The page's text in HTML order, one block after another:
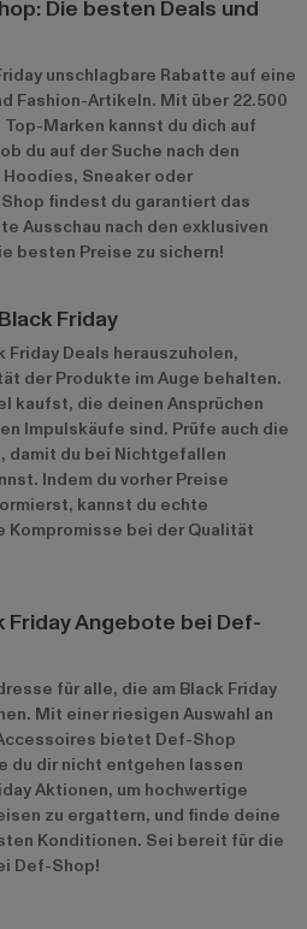
Die besten Deals und
unschlagbare Rabatte auf eine
Fashion-Artikeln. Mit über 22.500
Marken kannst du dich auf
du auf der Suche nach den
Sneaker oder
findest du garantiert das
Ausschau nach den exklusiven
besten Preise zu sichern!
Friday
Friday Deals herauszuholen,
der Produkte im Auge behalten.
kaufst, die deinen Ansprüchen
Impulskäufe sind. Prüfe auch die
damit du bei Nichtgefallen
Indem du vorher Preise
kannst du echte
Kompromisse bei der Qualität
Friday Angebote bei Def-
für alle, die am Black Friday
Mit einer riesigen Auswahl an
bietet Def-Shop
du dir nicht entgehen lassen
Aktionen, um hochwertige
zu ergattern, und finde deine
Konditionen. Sei bereit für die
Def-Shop!